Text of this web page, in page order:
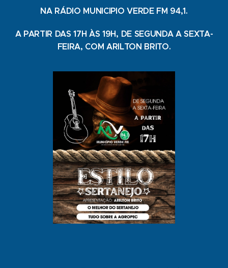
NA RÁDIO MUNICIPIO VERDE FM 94,1.
A PARTIR DAS 17H ÀS 19H, DE SEGUNDA A SEXTA-
FEIRA, COM ARILTON BRITO.